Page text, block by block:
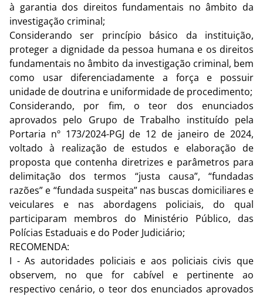
à garantia dos direitos fundamentais no âmbito da
investigação criminal;
Considerando ser princípio básico da instituição,
proteger a dignidade da pessoa humana e os direitos
fundamentais no âmbito da investigação criminal, bem
como usar diferenciadamente a força e possuir
unidade de doutrina e uniformidade de procedimento;
Considerando, por fim, o teor dos enunciados
aprovados pelo Grupo de Trabalho instituído pela
Portaria nº 173/2024-PGJ de 12 de janeiro de 2024,
voltado à realização de estudos e elaboração de
proposta que contenha diretrizes e parâmetros para
delimitação dos termos “justa causa”, “fundadas
razões” e “fundada suspeita” nas buscas domiciliares e
veiculares e nas abordagens policiais, do qual
participaram membros do Ministério Público, das
Polícias Estaduais e do Poder Judiciário;
RECOMENDA:
I - As autoridades policiais e aos policiais civis que
observem, no que for cabível e pertinente ao
respectivo cenário, o teor dos enunciados aprovados